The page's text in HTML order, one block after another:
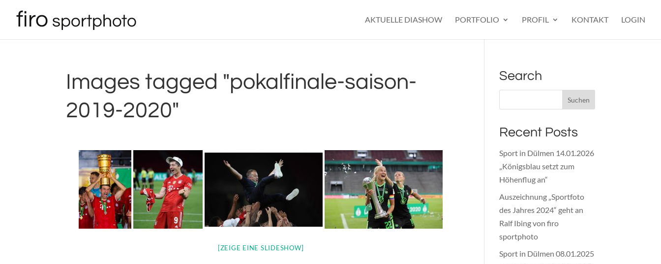
AKTUELLE DIASHOW PORTFOLIO PROFIL KONTAKT LOGIN
Images tagged "pokalfinale-saison-
2019-2020"
[ZEIGE EINE SLIDESHOW]
Search
Recent Posts
Sport in Dülmen 14.01.2026
„Königsblau setzt zum
Höhenflug an“
Auszeichnung „Sportfoto
des Jahres 2024“ geht an
Ralf Ibing von firo
sportphoto
Sport in Dülmen 08.01.2025